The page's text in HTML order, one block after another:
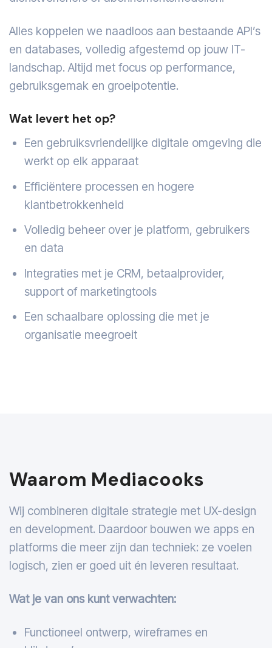
Alles koppelen we naadloos aan bestaande API’s
en databases, volledig afgestemd op jouw IT-
landschap. Altijd met focus op performance,
gebruiksgemak en groeipotentie.
Wat levert het op?
Een gebruiksvriendelijke digitale omgeving die
werkt op elk apparaat
Efficiëntere processen en hogere
klantbetrokkenheid
Volledig beheer over je platform, gebruikers
en data
Integraties met je CRM, betaalprovider,
support of marketingtools
Een schaalbare oplossing die met je
organisatie meegroeit
Waarom Mediacooks
Wij combineren digitale strategie met UX-design
en development. Daardoor bouwen we apps en
platforms die meer zijn dan techniek: ze voelen
logisch, zien er goed uit én leveren resultaat.
Wat je van ons kunt verwachten:
Functioneel ontwerp, wireframes en